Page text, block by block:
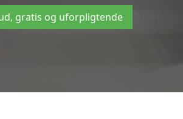
gratis og uforpligtende